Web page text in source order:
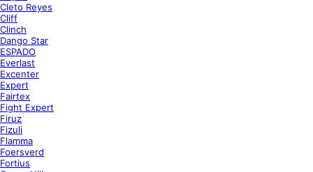
Cleto Reyes
Cliff
Clinch
Dango Star
ESPADO
Everlast
Excenter
Expert
Fairtex
Fight Expert
Firuz
Fizuli
Flamma
Foersverd
Fortius